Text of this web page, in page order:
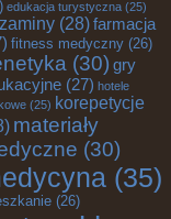
edukacja turystyczna (25)
(28)farmacja
fitness medyczny (26)
(30) gry
(27) hotele
(25) korepetycje
materiały
(30)
(35)
(26)